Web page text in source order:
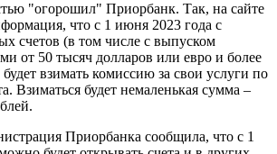
"огорошил" Приорбанк. Так, на сайте
что с 1 июня 2023 года с
счетов (в том числе с выпуском
от 50 тысяч долларов или евро и более
взимать комиссию за свои услуги по
Взиматься будет немаленькая сумма –
Приорбанка сообщила, что с 1